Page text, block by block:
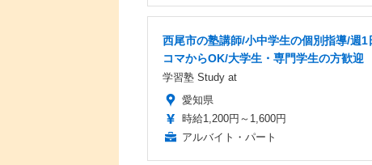
西尾市の塾講師/小中学生の個別指導/週1
コマからOK/大学生・専門学生の方歓迎
学習塾 Study at
愛知県
時給1,200円～1,600円
アルバイト・パート